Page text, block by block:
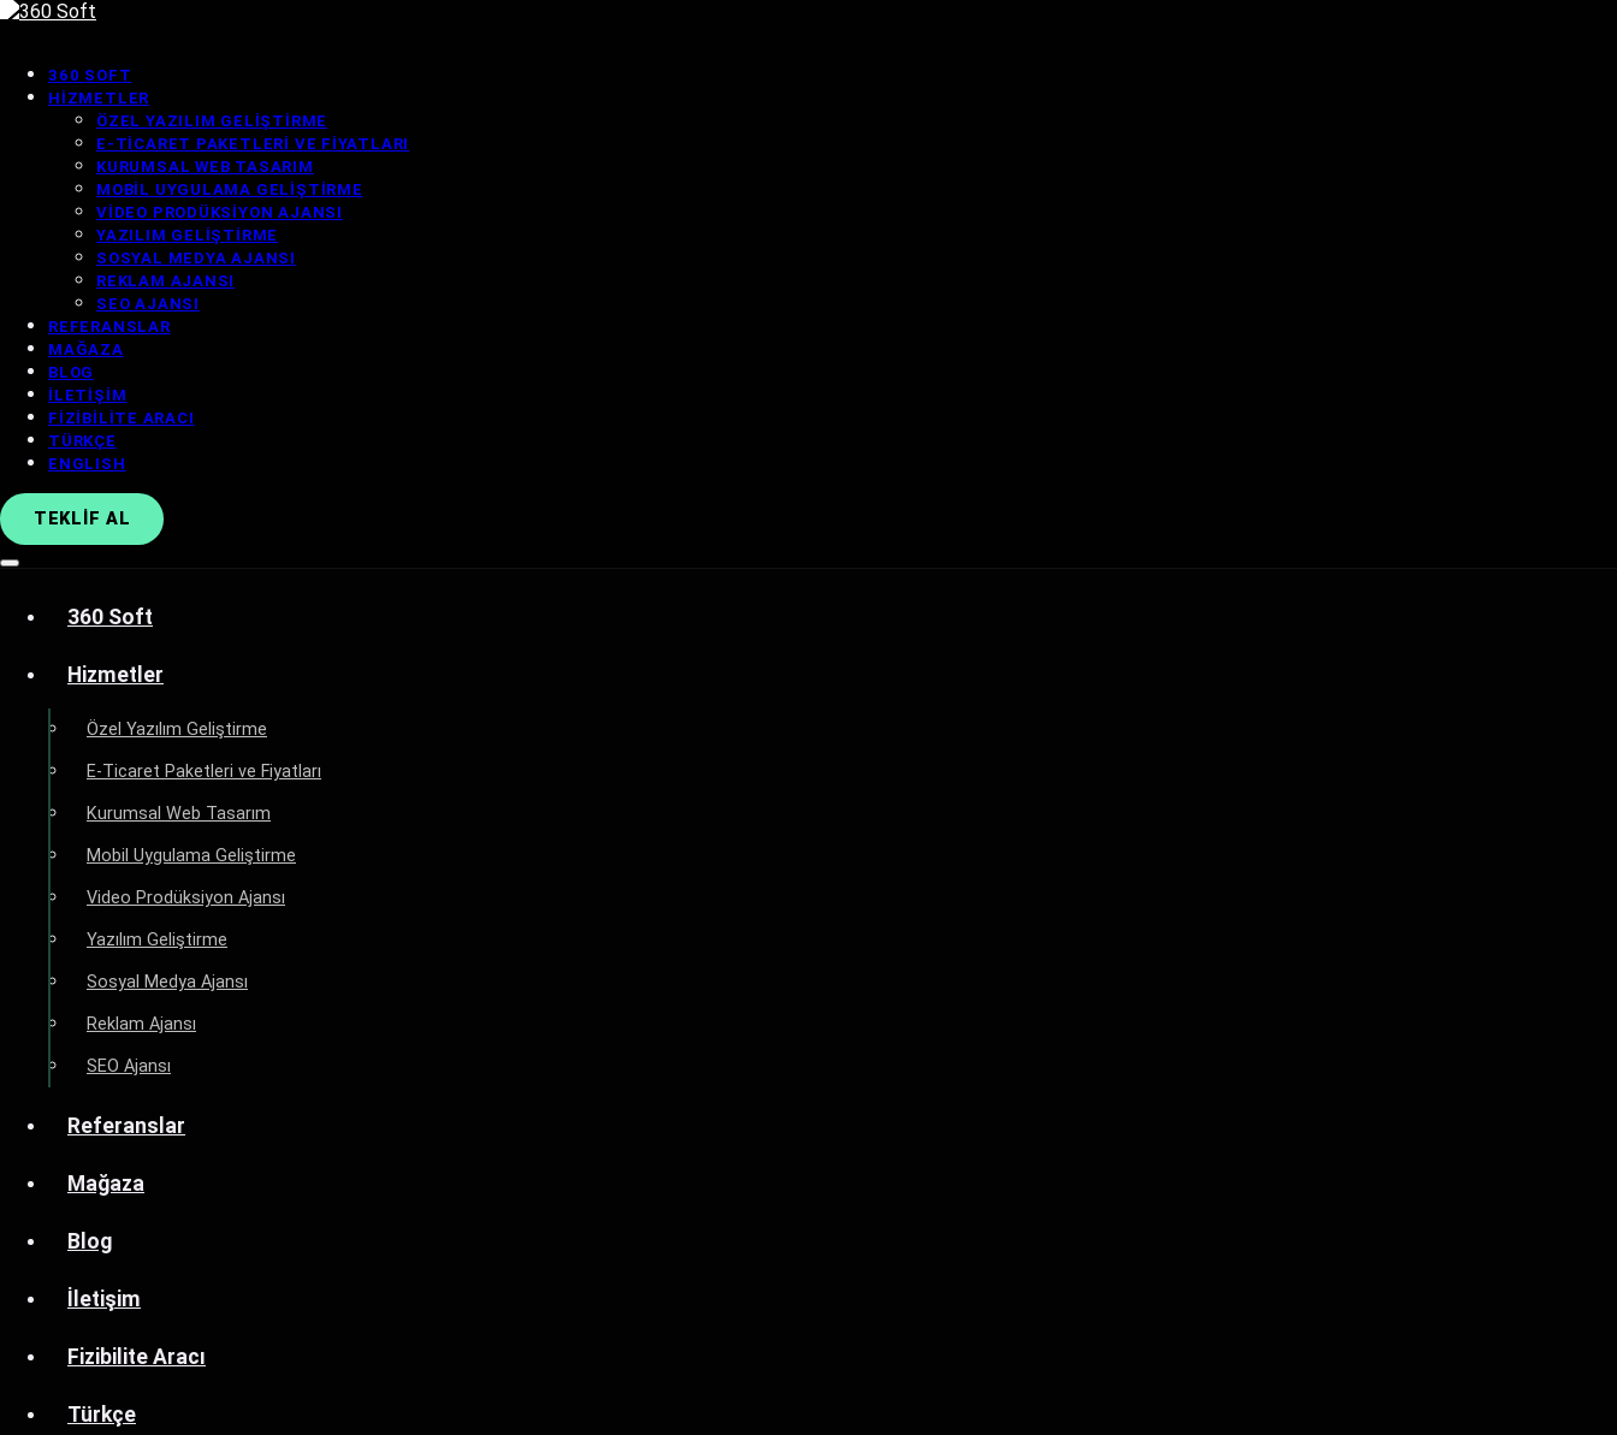
360 SOFT
HIZMETLER
ÖZEL YAZILIM GELIŞTIRME
E-TICARET PAKETLERI VE FIYATLARI
KURUMSAL WEB TASARIM
MOBIL UYGULAMA GELIŞTIRME
VIDEO PRODÜKSIYON AJANSI
YAZILIM GELIŞTIRME
SOSYAL MEDYA AJANSI
REKLAM AJANSI
SEO AJANSI
REFERANSLAR
MAĞAZA
BLOG
İLETIŞIM
FIZIBILITE ARACI
TÜRKÇE
ENGLISH
TEKLIF AL
360 Soft
Hizmetler
Özel Yazılım Geliştirme
E-Ticaret Paketleri ve Fiyatları
Kurumsal Web Tasarım
Mobil Uygulama Geliştirme
Video Prodüksiyon Ajansı
Yazılım Geliştirme
Sosyal Medya Ajansı
Reklam Ajansı
SEO Ajansı
Referanslar
Mağaza
Blog
İletişim
Fizibilite Aracı
Türkçe